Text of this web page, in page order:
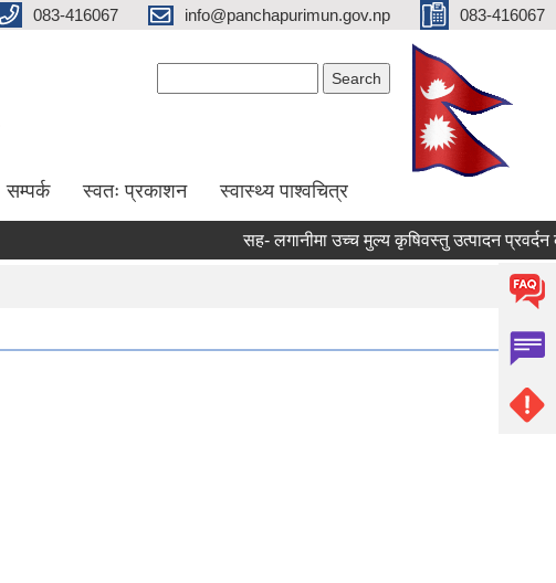
083-416067 info@panchapurimun.gov.np 083-416067
सम्पर्क स्वतः प्रकाशन स्वास्थ्य पाश्वचित्र
सह- लगानीमा उच्च मुल्य कृषिवस्तु उत्पादन प्रवर्दन